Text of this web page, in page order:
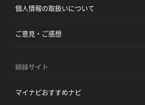
個人情報の取扱いについて
ご意見・ご感想
姉妹サイト
マイナビおすすめナビ